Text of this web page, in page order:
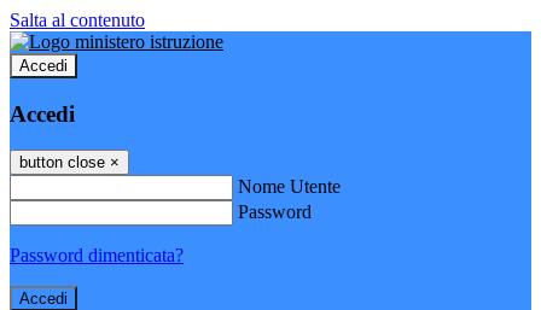
Salta al contenuto
Accedi
Accedi
button close ×
Nome Utente
Password
Password dimenticata?